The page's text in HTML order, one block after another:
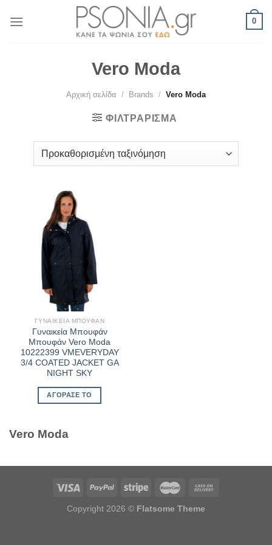
0
Vero Moda
Αρχική σελίδα / Brands / Vero Moda
ΦΙΛΤΡΆΡΙΣΜΑ
ΓΥΝΑΙΚΕΊΑ ΜΠΟΥΦΆΝ
Γυναικεία Μπουφάν
Μπουφάν Vero Moda
10222399 VMEVERYDAY
3/4 COATED JACKET GA
NIGHT SKY
ΑΓΌΡΑΣΈ ΤΟ
Vero Moda
Copyright 2026 © Flatsome Theme